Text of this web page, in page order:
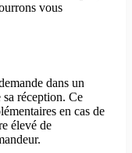
vous
dans un
réception. Ce
en cas de
élevé de